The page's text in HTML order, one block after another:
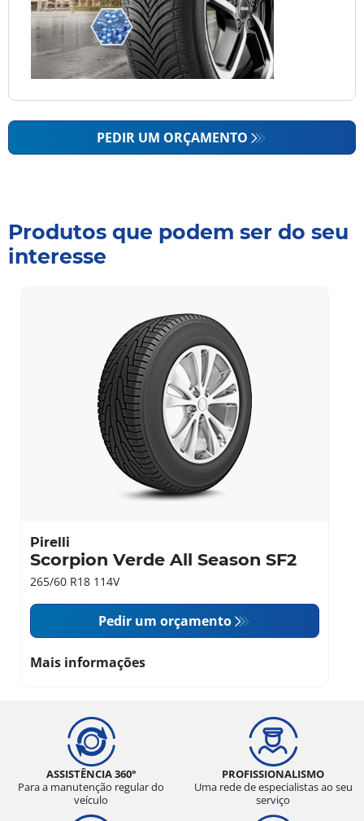
PEDIR UM ORÇAMENTO
Produtos que podem ser do seu
interesse
Pirelli
Scorpion Verde All Season SF2
265/60 R18 114V
Pedir um orçamento
Mais informações
ASSISTÊNCIA 360°
Para a manutenção regular do
veículo
PROFISSIONALISMO
Uma rede de especialistas ao seu
serviço